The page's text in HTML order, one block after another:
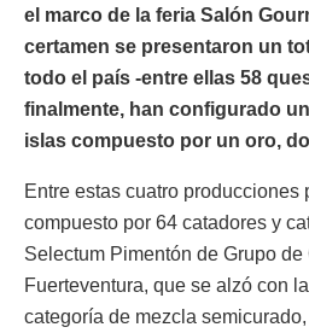
el marco de la feria Salón
certamen se presentaron un
todo el país -entre ellas 58
finalmente, han configurado
islas compuesto por un oro,
Entre estas cuatro producciones
compuesto por 64 catadores y
Selectum Pimentón de Grupo
Fuerteventura, que se alzó con
categoría de mezcla